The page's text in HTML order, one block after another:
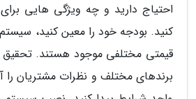
احتیاج دارید و چه ویژگی هایی
کنید. بودجه خود را معین کنید،
قیمتی مختلفی موجود هستند. تحقیق
برندهای مختلف و نظرات مشتریان را